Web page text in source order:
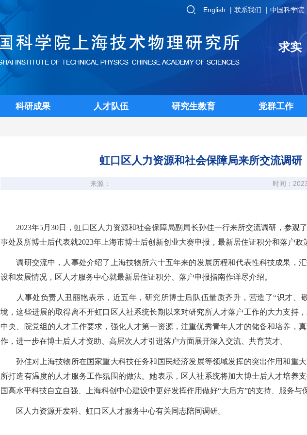
English 联系我们 中国科学院
求实
科研成果 人才队伍 研究生教育 党群工作
虹口区人力资源和社会保障局来所交流调研
来源： 时间：
2023年5月30日，虹口区人力资源和社会保障局副局长孙佳一行来所交流调研，参观
事处及所博士后代表就2023年上海市博士后创新创业大赛申报，最新居住证积分和落户政
调研交流中，人事处介绍了上海技物所六十五年来的发展历程和代表性科技成果，
设和发展情况， 区人才服务中心就最新居住证积分、落户申报指南作详尽介绍。
人事处负责人丑丽艳表示，近五年，研究所博士后队伍量质齐升，营造了“识才、
境，这些进展的取得离不开虹口区人社系统长期以来对研究所人才落户工作的大力支持，
中央、院党组的人才工作要求，强化人才第一资源，注重优秀青年人才的储备和培养，
作，进一步在博士后人才资助、高层次人才引进落户方面展开深入交流、共育英才。
孙佳对上海技物所在国家重大科技任务和国民经济发展等领域发挥的突出作用和重
所打造有温度的人才服务工作氛围的做法。她表示，区人社系统将加大博士后人才培养
国高水平科技自立自强、上海科创中心建设中更好发挥作用做好“大后方”的支持、服务与
区人力资源开发科、虹口区人才服务中心有关同志陪同调研。